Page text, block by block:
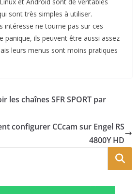
sont très simples à utiliser.
intéresse ne tourne pas sur ces
panique, ils peuvent être aussi assez
leurs menus sont moins pratiques
les chaînes SFR SPORT par
configurer CCcam sur Engel RS
4800Y HD